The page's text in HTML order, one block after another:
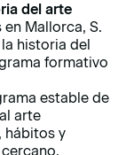
del arte
Mallorca, S.
historia del
formativo
estable de
arte
hábitos y